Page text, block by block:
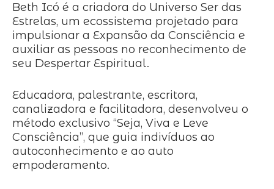
Beth Icó é a criadora do Universo Ser das
Estrelas, um ecossistema projetado para
impulsionar a Expansão da Consciência e
auxiliar as pessoas no reconhecimento de
seu Despertar Espiritual.
Educadora, palestrante, escritora,
canalizadora e facilitadora, desenvolveu o
método exclusivo “Seja, Viva e Leve
Consciência”, que guia indivíduos ao
autoconhecimento e ao auto
empoderamento.